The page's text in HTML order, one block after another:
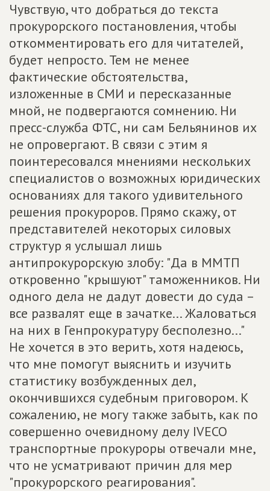
Чувствую, что добраться до текста
прокурорского постановления, чтобы
откомментировать его для читателей,
будет непросто. Тем не менее
фактические обстоятельства,
изложенные в СМИ и пересказанные
мной, не подвергаются сомнению. Ни
пресс-служба ФТС, ни сам Бельянинов их
не опровергают. В связи с этим я
поинтересовался мнениями нескольких
специалистов о возможных юридических
основаниях для такого удивительного
решения прокуроров. Прямо скажу, от
представителей некоторых силовых
структур я услышал лишь
антипрокурорскую злобу: "Да в ММТП
откровенно "крышуют" таможенников. Ни
одного дела не дадут довести до суда –
все развалят еще в зачатке... Жаловаться
на них в Генпрокуратуру бесполезно..."
Не хочется в это верить, хотя надеюсь,
что мне помогут выяснить и изучить
статистику возбужденных дел,
окончившихся судебным приговором. К
сожалению, не могу также забыть, как по
совершенно очевидному делу IVECO
транспортные прокуроры отвечали мне,
что не усматривают причин для мер
"прокурорского реагирования".